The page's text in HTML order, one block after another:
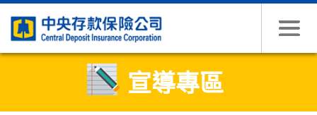
宣導專區